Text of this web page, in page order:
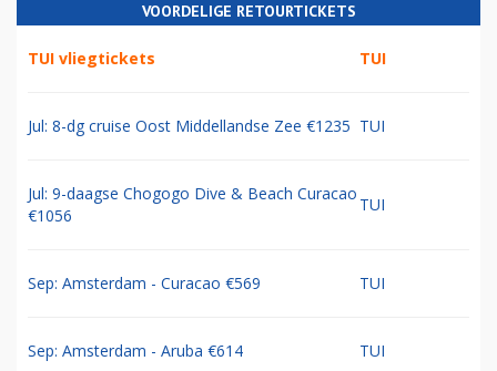
VOORDELIGE RETOURTICKETS
TUI vliegtickets TUI
Jul: 8-dg cruise Oost Middellandse Zee €1235 TUI
Jul: 9-daagse Chogogo Dive & Beach Curacao
€1056
TUI
Sep: Amsterdam - Curacao €569 TUI
Sep: Amsterdam - Aruba €614 TUI